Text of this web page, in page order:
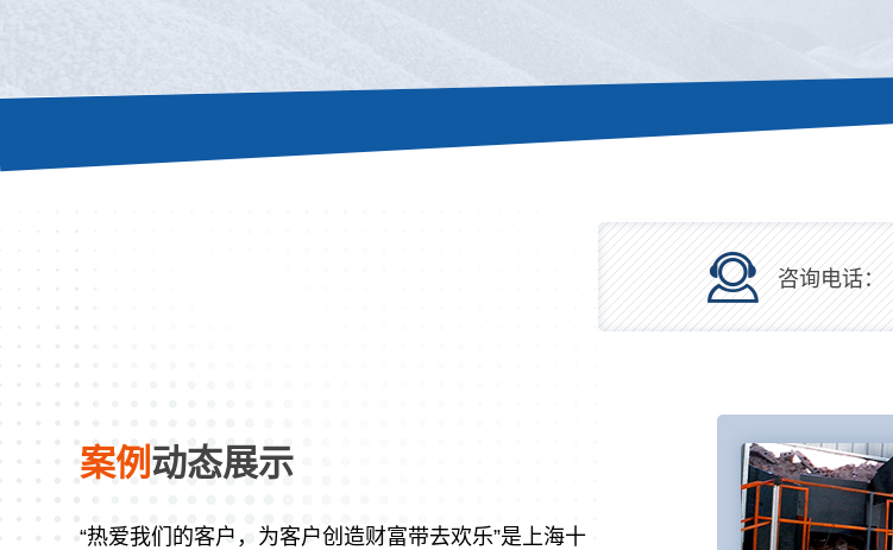
咨询电话：
案例 动态展示
“热爱我们的客户，为客户创造财富带去欢乐”是上海十